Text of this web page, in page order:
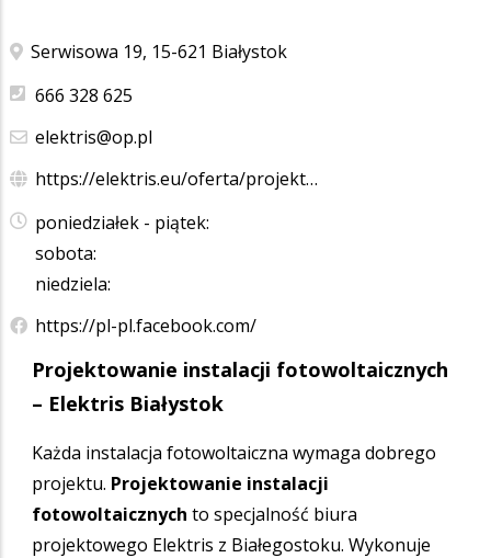
Serwisowa 19, 15-621 Białystok
666 328 625
elektris@op.pl
https://elektris.eu/oferta/projekt…
poniedziałek - piątek:
sobota:
niedziela:
https://pl-pl.facebook.com/
Projektowanie instalacji fotowoltaicznych
– Elektris Białystok
Każda instalacja fotowoltaiczna wymaga dobrego
projektu. Projektowanie instalacji
fotowoltaicznych to specjalność biura
projektowego Elektris z Białegostoku. Wykonuje